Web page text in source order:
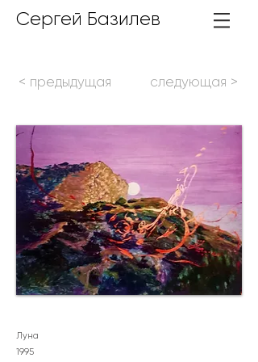
Сергей Базилев
< предыдущая следующая >
Луна
1995